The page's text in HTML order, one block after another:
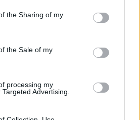
usage behaviour. You may click to
Google and its third-party tags to
specified purposes in below Google
the Sharing of my
the Sale of my
processing my
Advertising.
δολάρια στην KG Mobility
Ατρόμητος και Novibet